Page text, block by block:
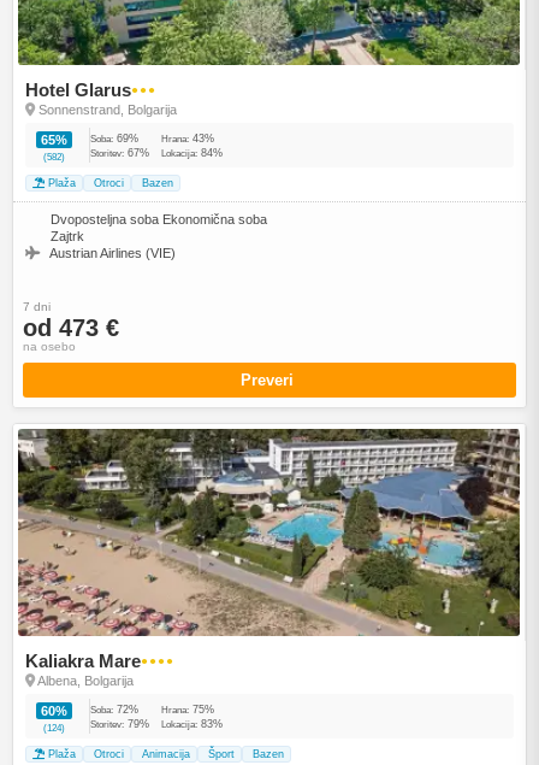
Hotel Glarus●●●
Sonnenstrand, Bolgarija
65%
(582)
Soba: 69% Hrana: 43%
Storitev: 67% Lokacija: 84%
Plaža Otroci Bazen
Dvoposteljna soba Ekonomična soba
Zajtrk
Austrian Airlines (VIE)
7 dni
od 473 €
na osebo
Preveri
Kaliakra Mare●●●●
Albena, Bolgarija
60%
(124)
Soba: 72% Hrana: 75%
Storitev: 79% Lokacija: 83%
Plaža Otroci Animacija Šport Bazen